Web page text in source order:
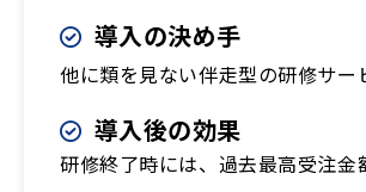
導入の決め手
他に類を見ない伴走型の研修サー
導入後の効果
研修終了時には、過去最高受注金